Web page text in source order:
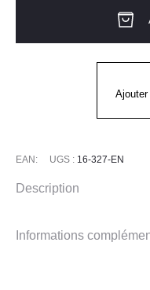
TEK®
NITRILE
EAN: UGS : 16-327-EN
Description
Informations